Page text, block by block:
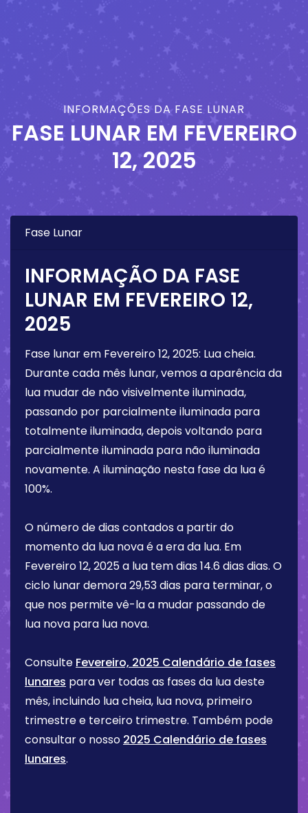
INFORMAÇÕES DA FASE LUNAR
FASE LUNAR EM FEVEREIRO
12, 2025
Fase Lunar
INFORMAÇÃO DA FASE
LUNAR EM FEVEREIRO 12,
2025
Fase lunar em Fevereiro 12, 2025: Lua cheia.
Durante cada mês lunar, vemos a aparência da
lua mudar de não visivelmente iluminada,
passando por parcialmente iluminada para
totalmente iluminada, depois voltando para
parcialmente iluminada para não iluminada
novamente. A iluminação nesta fase da lua é
100%.
O número de dias contados a partir do
momento da lua nova é a era da lua. Em
Fevereiro 12, 2025a lua tem dias 14.6 dias dias. O
ciclo lunar demora 29,53 dias para terminar, o
que nos permite vê-la a mudar passando de
lua nova para lua nova.
Consulte Fevereiro, 2025 Calendário de fases
lunares para ver todas as fases da lua deste
mês, incluindo lua cheia, lua nova, primeiro
trimestre e terceiro trimestre. Também pode
consultar o nosso 2025 Calendário de fases
lunares.